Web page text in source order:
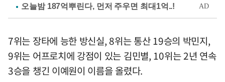
7위는 장타에 능한 방신실, 8위는 통산 19승의 박민지,
9위는 어프로치에 강점이 있는 김민별, 10위는 2년 연속
3승을 챙긴 이예원이 이름을 올렸다.